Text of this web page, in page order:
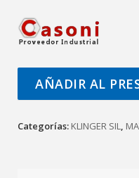
AÑADIR AL
Categorías: KLINGER SIL,